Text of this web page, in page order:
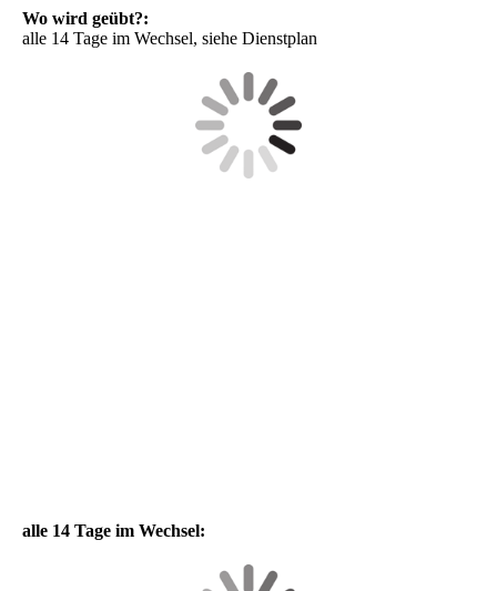
Wo wird geübt?:
alle 14 Tage im Wechsel, siehe Dienstplan
alle 14 Tage im Wechsel: